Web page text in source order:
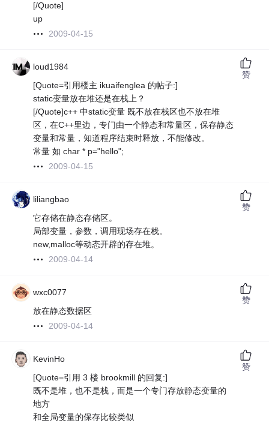
[/Quote]
up
2009-04-15
loud1984
[Quote=引用楼主 ikuaifenglea 的帖子:]
static变量放在堆还是在栈上？
[/Quote]c++ 中static变量 既不放在栈区也不放在堆
区，在C++里边，专门由一个静态和常量区，保存静态
变量和常量，知道程序结束时释放，不能修改。
常量 如 char * p="hello";
2009-04-15
赞
liliangbao
它存储在静态存储区。
局部变量，参数，调用现场存在栈。
new,malloc等动态开辟的存在堆。
2009-04-14
赞
wxc0077
放在静态数据区
2009-04-14
赞
KevinHo
[Quote=引用 3 楼 brookmill 的回复:]
既不是堆，也不是栈，而是一个专门存放静态变量的
地方
和全局变量的保存比较类似
赞